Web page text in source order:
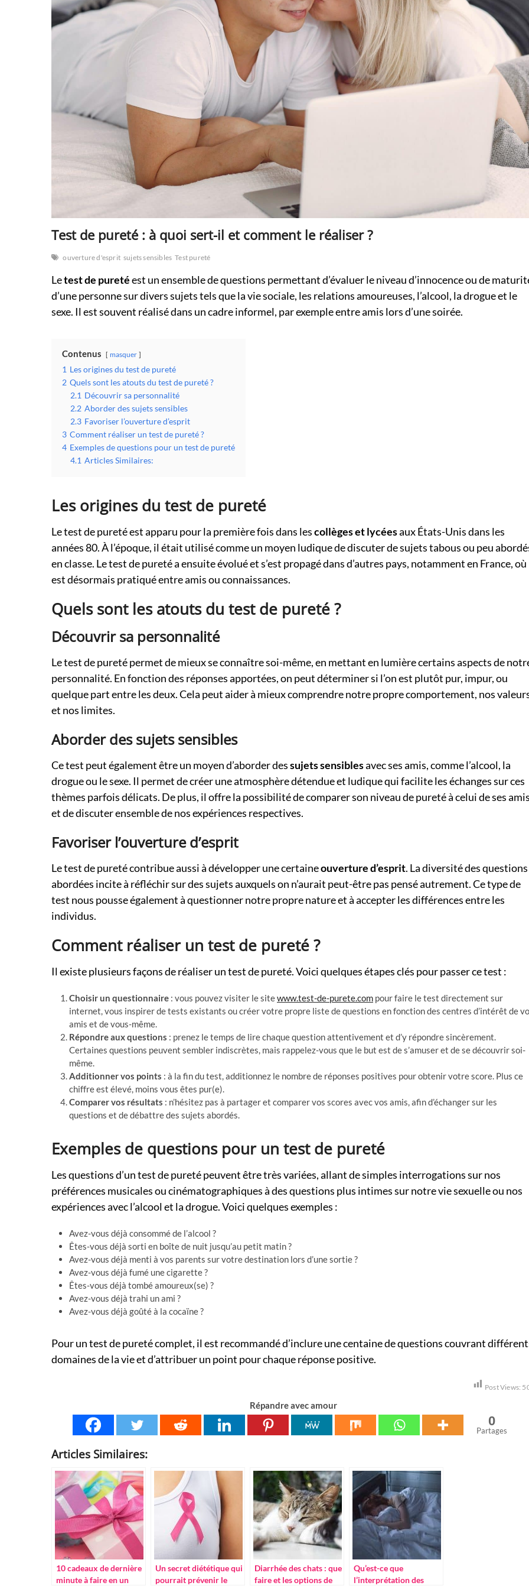
Test de pureté : à quoi sert-il et comment le réaliser ?
ouverture d'esprit sujets sensibles Test pureté
Letest de puretéest un ensemble de questions permettant d’évaluer le niveau d’innocence ou de
d’une personne sur divers sujets tels que la vie sociale, les relations amoureuses, l’alcool, la drogue et le
sexe. Il est souvent réalisé dans un cadre informel, par exemple entre amis lors d’une soirée.
Contenus masquer
1 Les origines du test de pureté
2 Quels sont les atouts du test de pureté ?
2.1 Découvrir sa personnalité
2.2 Aborder des sujets sensibles
2.3 Favoriser l’ouverture d’esprit
3 Comment réaliser un test de pureté ?
4 Exemples de questions pour un test de pureté
4.1 Articles Similaires:
Les origines du test de pureté
Le test de pureté est apparu pour la première fois dans lescollèges et lycéesaux États-Unis dans les
années 80. À l’époque, il était utilisé comme un moyen ludique de discuter de sujets tabous ou peu
en classe. Le test de pureté a ensuite évolué et s’est propagé dans d’autres pays, notamment en France,
est désormais pratiqué entre amis ou connaissances.
Quels sont les atouts du test de pureté ?
Découvrir sa personnalité
Le test de pureté permet de mieux se connaître soi-même, en mettant en lumière certains aspects de
personnalité. En fonction des réponses apportées, on peut déterminer si l’on est plutôt pur, impur, ou
quelque part entre les deux. Cela peut aider à mieux comprendre notre propre comportement, nos
et nos limites.
Aborder des sujets sensibles
Ce test peut également être un moyen d’aborder dessujets sensiblesavec ses amis, comme l’alcool, la
drogue ou le sexe. Il permet de créer une atmosphère détendue et ludique qui facilite les échanges sur ces
thèmes parfois délicats. De plus, il offre la possibilité de comparer son niveau de pureté à celui de ses
et de discuter ensemble de nos expériences respectives.
Favoriser l’ouverture d’esprit
Le test de pureté contribue aussi à développer une certaineouverture d’esprit. La diversité des questions
abordées incite à réfléchir sur des sujets auxquels on n’aurait peut-être pas pensé autrement. Ce type de
test nous pousse également à questionner notre propre nature et à accepter les différences entre les
individus.
Comment réaliser un test de pureté ?
Il existe plusieurs façons de réaliser un test de pureté. Voici quelques étapes clés pour passer ce test :
Choisir un questionnaire : vous pouvez visiter le sitewww.test-de-purete.com pour faire le test directement sur
internet, vous inspirer de tests existants ou créer votre propre liste de questions en fonction des centres d’intérêt de
amis et de vous-même.
Répondre aux questions : prenez le temps de lire chaque question attentivement et d’y répondre sincèrement.
Certaines questions peuvent sembler indiscrètes, mais rappelez-vous que le but est de s’amuser et de se découvrir soi-
même.
Additionner vos points : à la fin du test, additionnez le nombre de réponses positives pour obtenir votre score. Plus ce
chiffre est élevé, moins vous êtes pur(e).
Comparer vos résultats : n’hésitez pas à partager et comparer vos scores avec vos amis, afin d’échanger sur les
questions et de débattre des sujets abordés.
Exemples de questions pour un test de pureté
Les questions d’un test de pureté peuvent être très variées, allant de simples interrogations sur nos
préférences musicales ou cinématographiques à des questions plus intimes sur notre vie sexuelle ou nos
expériences avec l’alcool et la drogue. Voici quelques exemples :
Avez-vous déjà consommé de l’alcool ?
Êtes-vous déjà sorti en boîte de nuit jusqu’au petit matin ?
Avez-vous déjà menti à vos parents sur votre destination lors d’une sortie ?
Avez-vous déjà fumé une cigarette ?
Êtes-vous déjà tombé amoureux(se) ?
Avez-vous déjà trahi un ami ?
Avez-vous déjà goûté à la cocaïne ?
Pour un test de pureté complet, il est recommandé d’inclure une centaine de questions couvrant
domaines de la vie et d’attribuer un point pour chaque réponse positive.
Post Views:
Répandre avec amour
0
Partages
Articles Similaires:
10 cadeaux de dernière
minute à faire en un
Un secret diététique qui
pourrait prévenir le
Diarrhée des chats : que
faire et les options de
Qu’est-ce que
l’interprétation des